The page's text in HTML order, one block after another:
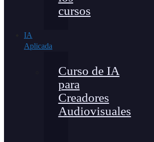
cursos
IA
Aplicada
Curso de IA
para
Creadores
Audiovisuales